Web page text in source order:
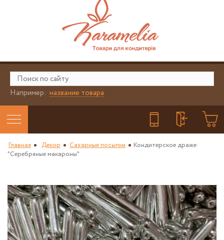
Например: название товара
Главная Декор Сахарные посыпки
Кондитерское драже
"Серебряные макароны"